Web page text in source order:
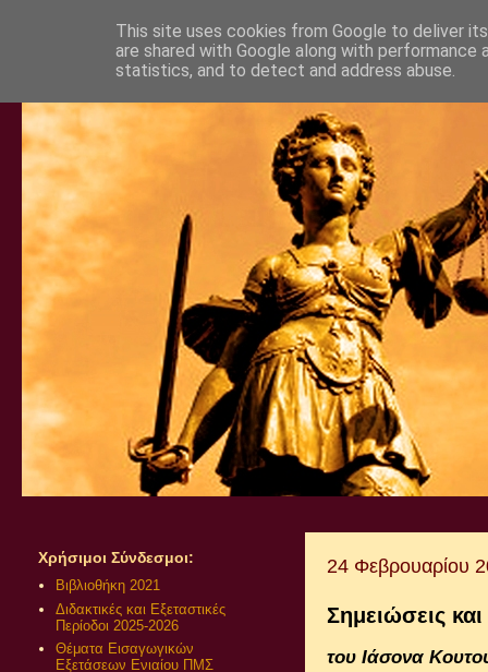
24 Φεβρουαρίου
Σημειώσεις
του Ιάσονα
Χρήσιμοι Σύνδεσμοι:
Βιβλιοθήκη 2021
Διδακτικές και Εξεταστικές
Περίοδοι 2025-2026
Θέματα Εισαγωγικών
Εξετάσεων Ενιαίου ΠΜΣ
This site uses cookies from Google to deliver
are shared with Google along with
statistics, and to detect and address abuse.